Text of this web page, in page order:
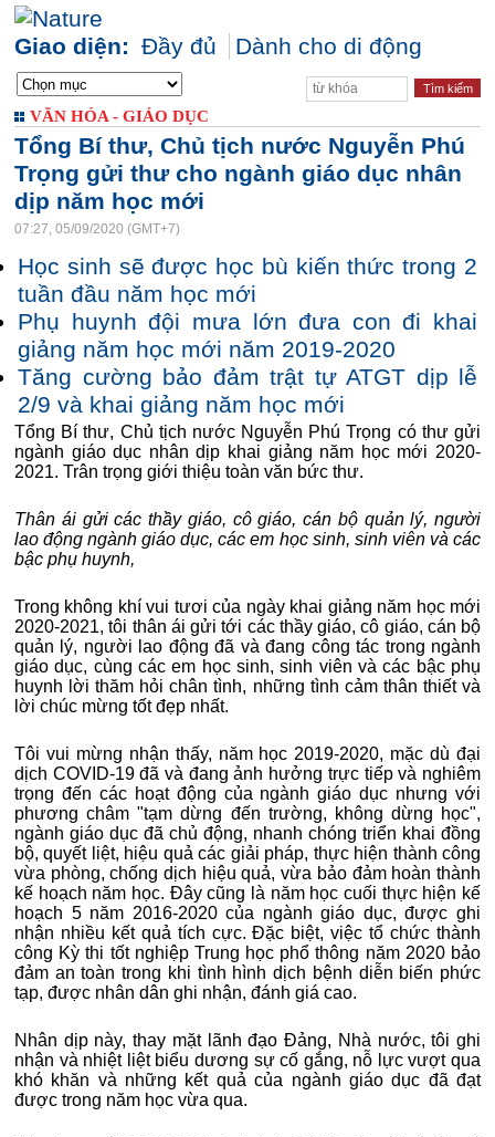
Giao diện: Đầy đủ Dành cho di động
VĂN HÓA - GIÁO DỤC
Tổng Bí thư, Chủ tịch nước Nguyễn Phú
Trọng gửi thư cho ngành giáo dục nhân
dịp năm học mới
07:27, 05/09/2020 (GMT+7)
Học sinh sẽ được học bù kiến thức trong 2
tuần đầu năm học mới
Phụ huynh đội mưa lớn đưa con đi khai
giảng năm học mới năm 2019-2020
Tăng cường bảo đảm trật tự ATGT dịp lễ
2/9 và khai giảng năm học mới
Tổng Bí thư, Chủ tịch nước Nguyễn Phú Trọng có thư gửi
ngành giáo dục nhân dịp khai giảng năm học mới 2020-
2021. Trân trọng giới thiệu toàn văn bức thư.
Thân ái gửi các thầy giáo, cô giáo, cán bộ quản lý, người
lao động ngành giáo dục, các em học sinh, sinh viên và các
bậc phụ huynh,
Trong không khí vui tươi của ngày khai giảng năm học mới
2020-2021, tôi thân ái gửi tới các thầy giáo, cô giáo, cán bộ
quản lý, người lao động đã và đang công tác trong ngành
giáo dục, cùng các em học sinh, sinh viên và các bậc phụ
huynh lời thăm hỏi chân tình, những tình cảm thân thiết và
lời chúc mừng tốt đẹp nhất.
Tôi vui mừng nhận thấy, năm học 2019-2020, mặc dù đại
dịch COVID-19 đã và đang ảnh hưởng trực tiếp và nghiêm
trọng đến các hoạt động của ngành giáo dục nhưng với
phương châm "tạm dừng đến trường, không dừng học",
ngành giáo dục đã chủ động, nhanh chóng triển khai đồng
bộ, quyết liệt, hiệu quả các giải pháp, thực hiện thành công
vừa phòng, chống dịch hiệu quả, vừa bảo đảm hoàn thành
kế hoạch năm học. Đây cũng là năm học cuối thực hiện kế
hoạch 5 năm 2016-2020 của ngành giáo dục, được ghi
nhận nhiều kết quả tích cực. Đặc biệt, việc tổ chức thành
công Kỳ thi tốt nghiệp Trung học phổ thông năm 2020 bảo
đảm an toàn trong khi tình hình dịch bệnh diễn biến phức
tạp, được nhân dân ghi nhận, đánh giá cao.
Nhân dịp này, thay mặt lãnh đạo Đảng, Nhà nước, tôi ghi
nhận và nhiệt liệt biểu dương sự cố gắng, nỗ lực vượt qua
khó khăn và những kết quả của ngành giáo dục đã đạt
được trong năm học vừa qua.